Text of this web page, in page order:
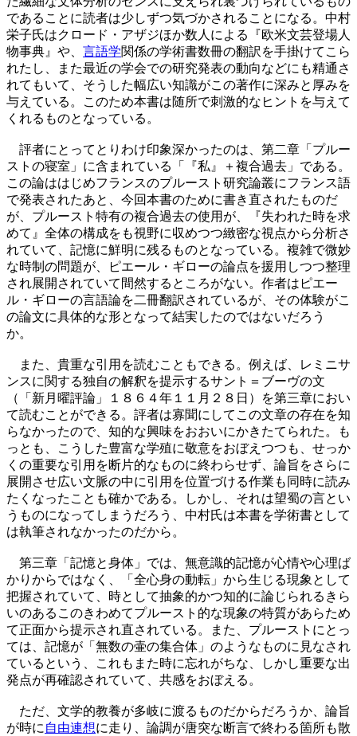
であることに読者は少しずつ気づかされることになる。中村
栄子氏はクロード・アザジほか数人による『欧米文芸登場人
物事典』や、 言語学関係の学術書数冊の翻訳を手掛けてこら
れたし、また最近の学会での研究発表の動向などにも精通さ
れてもいて、そうした幅広い知識がこの著作に深みと厚みを
与えている。このため本書は随所で刺激的なヒントを与えて
くれるものとなっている。
評者にとってとりわけ印象深かったのは、第二章「プルー
ストの寝室」に含まれている「『私』＋複合過去」である。
この論ははじめフランスのプルースト研究論叢にフランス語
で発表されたあと、今回本書のために書き直されたものだ
が、プルースト特有の複合過去の使用が、『失われた時を求
めて』全体の構成をも視野に収めつつ緻密な視点から分析さ
れていて、記憶に鮮明に残るものとなっている。複雑で微妙
な時制の問題が、ピエール・ギローの論点を援用しつつ整理
され展開されていて間然するところがない。作者はピエー
ル・ギローの言語論を二冊翻訳されているが、その体験がこ
の論文に具体的な形となって結実したのではないだろう
か。
また、貴重な引用を読むこともできる。例えば、レミニサ
ンスに関する独自の解釈を提示するサント＝ブーヴの文
（「新月曜評論」１８６４年１１月２８日）を第三章におい
て読むことができる。評者は寡聞にしてこの文章の存在を知
らなかったので、知的な興味をおおいにかきたてられた。も
っとも、こうした豊富な学殖に敬意をおぼえつつも、せっか
くの重要な引用を断片的なものに終わらせず、論旨をさらに
展開させ広い文脈の中に引用を位置づける作業も同時に読み
たくなったことも確かである。しかし、それは望蜀の言とい
うものになってしまうだろう、中村氏は本書を学術書として
は執筆されなかったのだから。
第三章「記憶と身体」では、無意識的記憶が心情や心理ば
かりからではなく、「全心身の動転」から生じる現象として
把握されていて、時として抽象的かつ知的に論じられるきら
いのあるこのきわめてプルースト的な現象の特質があらため
て正面から提示され直されている。また、プルーストにとっ
ては、記憶が「無数の壷の集合体」のようなものに見なされ
ているという、これもまた時に忘れがちな、しかし重要な出
発点が再確認されていて、共感をおぼえる。
ただ、文学的教養が多岐に渡るものだからだろうか、論旨
が時に 自由連想に走り、論調が唐突な断言で終わる箇所も散